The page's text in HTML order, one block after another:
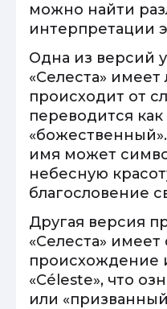
можно найти
интерпретации
Одна из версий
«Селеста»
происходит от
переводится
имя может
небесную
благословение
Другая версия
«Селеста»
происхождение
«Céleste», что
или